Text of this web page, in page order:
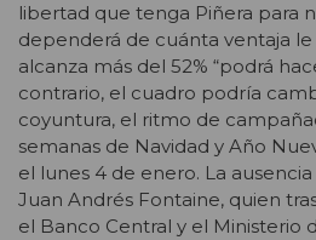
libertad que tenga Piñera para
dependerá de cuánta ventaja le
alcanza más del 52% “podrá
contrario, el cuadro podría
coyuntura, el ritmo de
semanas de Navidad y Año
el lunes 4 de enero. La
Juan Andrés Fontaine, quien
el Banco Central y el Ministerio